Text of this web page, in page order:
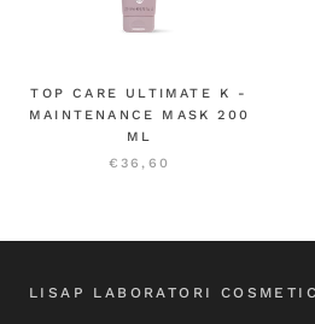
TOP CARE ULTIMATE K -
MAINTENANCE MASK 200
ML
€36,60
LISAP LABORATORI